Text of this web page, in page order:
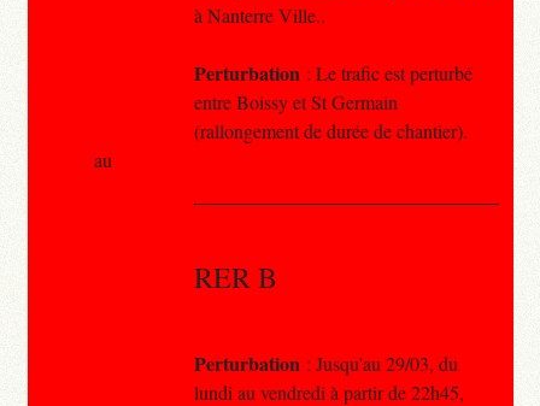
à Nanterre Ville..
Perturbation : Le trafic est perturbé
entre Boissy et St Germain
(rallongement de durée de chantier).
RER B
Perturbation : Jusqu'au 29/03, du
lundi au vendredi à partir de 22h45,
au